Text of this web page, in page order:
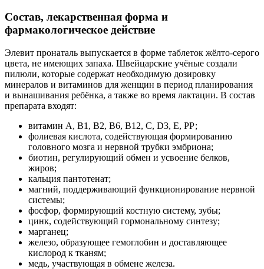
Состав, лекарственная форма и
фармакологическое действие
Элевит пронаталь выпускается в форме таблеток жёлто-серого
цвета, не имеющих запаха. Швейцарские учёные создали
пилюли, которые содержат необходимую дозировку
минералов и витаминов для женщин в период планирования
и вынашивания ребёнка, а также во время лактации. В состав
препарата входят:
витамин А, В1, В2, В6, В12, С, D3, Е, РР;
фолиевая кислота, содействующая формированию
головного мозга и нервной трубки эмбриона;
биотин, регулирующий обмен и усвоение белков,
жиров;
кальция пантотенат;
магний, поддерживающий функционирование нервной
системы;
фосфор, формирующий костную систему, зубы;
цинк, содействующий гормональному синтезу;
марганец;
железо, образующее гемоглобин и доставляющее
кислород к тканям;
медь, участвующая в обмене железа.